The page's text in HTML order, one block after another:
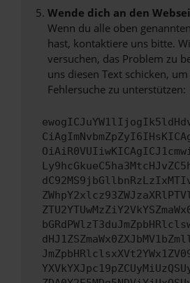
Wende dich an den
Wenn du alle oben
hast, kontaktiere uns bitte.
versuchen, das Problem zu
uns diesen Text schicken,
Fehlersuche zu unterstützen: